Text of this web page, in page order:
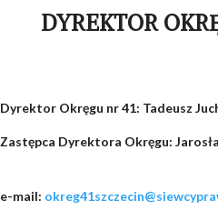
DYREKTOR
Dyrektor Okręgu nr 41: Tadeusz
Zastępca Dyrektora Okręgu:
e-mail: